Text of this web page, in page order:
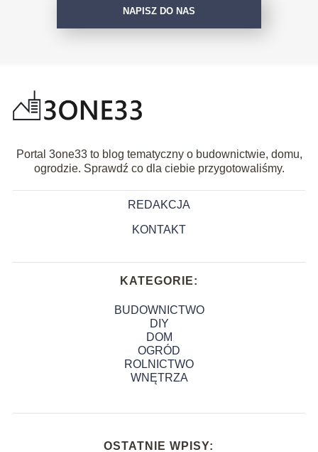
NAPISZ DO NAS
Portal 3one33 to blog tematyczny o budownictwie, domu,
ogrodzie. Sprawdź co dla ciebie przygotowaliśmy.
REDAKCJA
KONTAKT
KATEGORIE:
BUDOWNICTWO
DIY
DOM
OGRÓD
ROLNICTWO
WNĘTRZA
OSTATNIE WPISY: